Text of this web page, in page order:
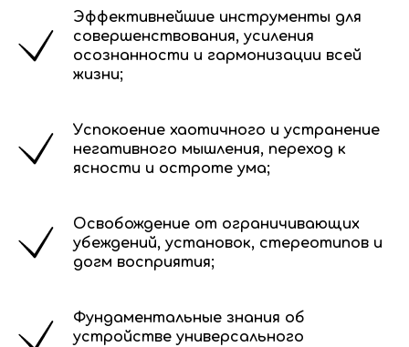
Эффективнейшие инструменты для
совершенствования, усиления
осознанности и гармонизации всей
жизни;
Успокоение хаотичного и устранение
негативного мышления, переход к
ясности и остроте ума;
Освобождение от ограничивающих
убеждений, установок, стереотипов и
догм восприятия;
Фундаментальные знания об
устройстве универсального